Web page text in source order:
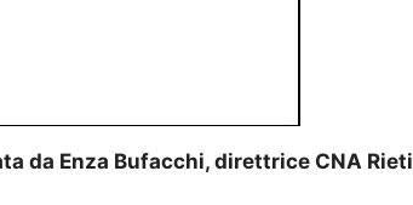
da Enza Bufacchi, direttrice CNA Rieti